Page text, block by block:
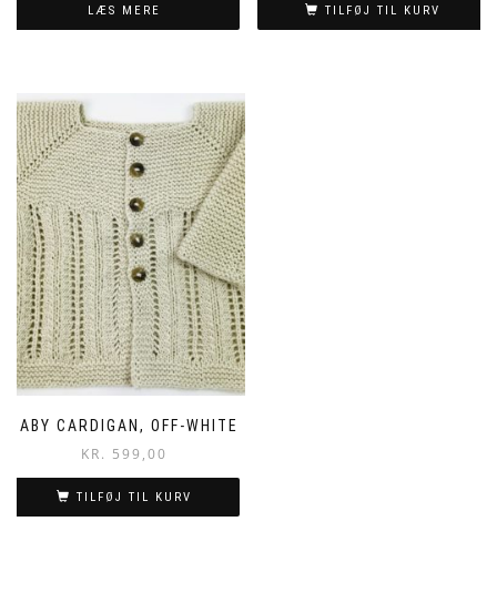
LÆS MERE TILFØJ TIL KURV
BABY CARDIGAN, OFF-WHITE
KR. 599,00
TILFØJ TIL KURV